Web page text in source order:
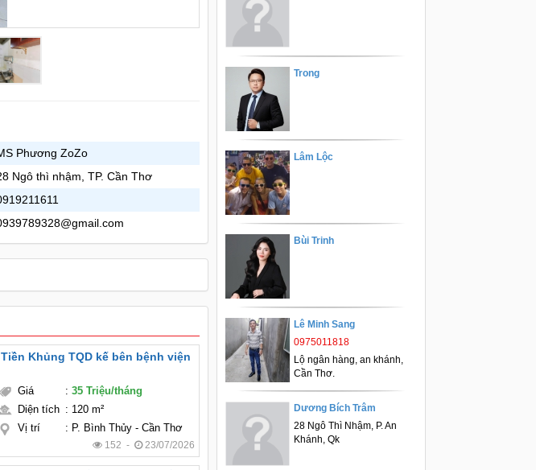
Phương ZoZo
Ngô thì nhậm, TP. Cần Thơ
Khủng TQD kế bên bệnh viện
Giá :35 Triệu/tháng
Diện tích : 120 m²
Vị trí
: P. Bình Thủy - Cần Thơ
152 - 23/07/2026
Trong
Lâm Lộc
Bùi Trinh
Lê Minh Sang
0975011818
Lộ ngân hàng, an khánh,
Cần Thơ.
Dương Bích Trâm
28 Ngô Thì Nhậm, P. An
Khánh, Qk